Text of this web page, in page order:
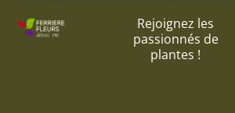
Rejoignez les
passionnés de
plantes !